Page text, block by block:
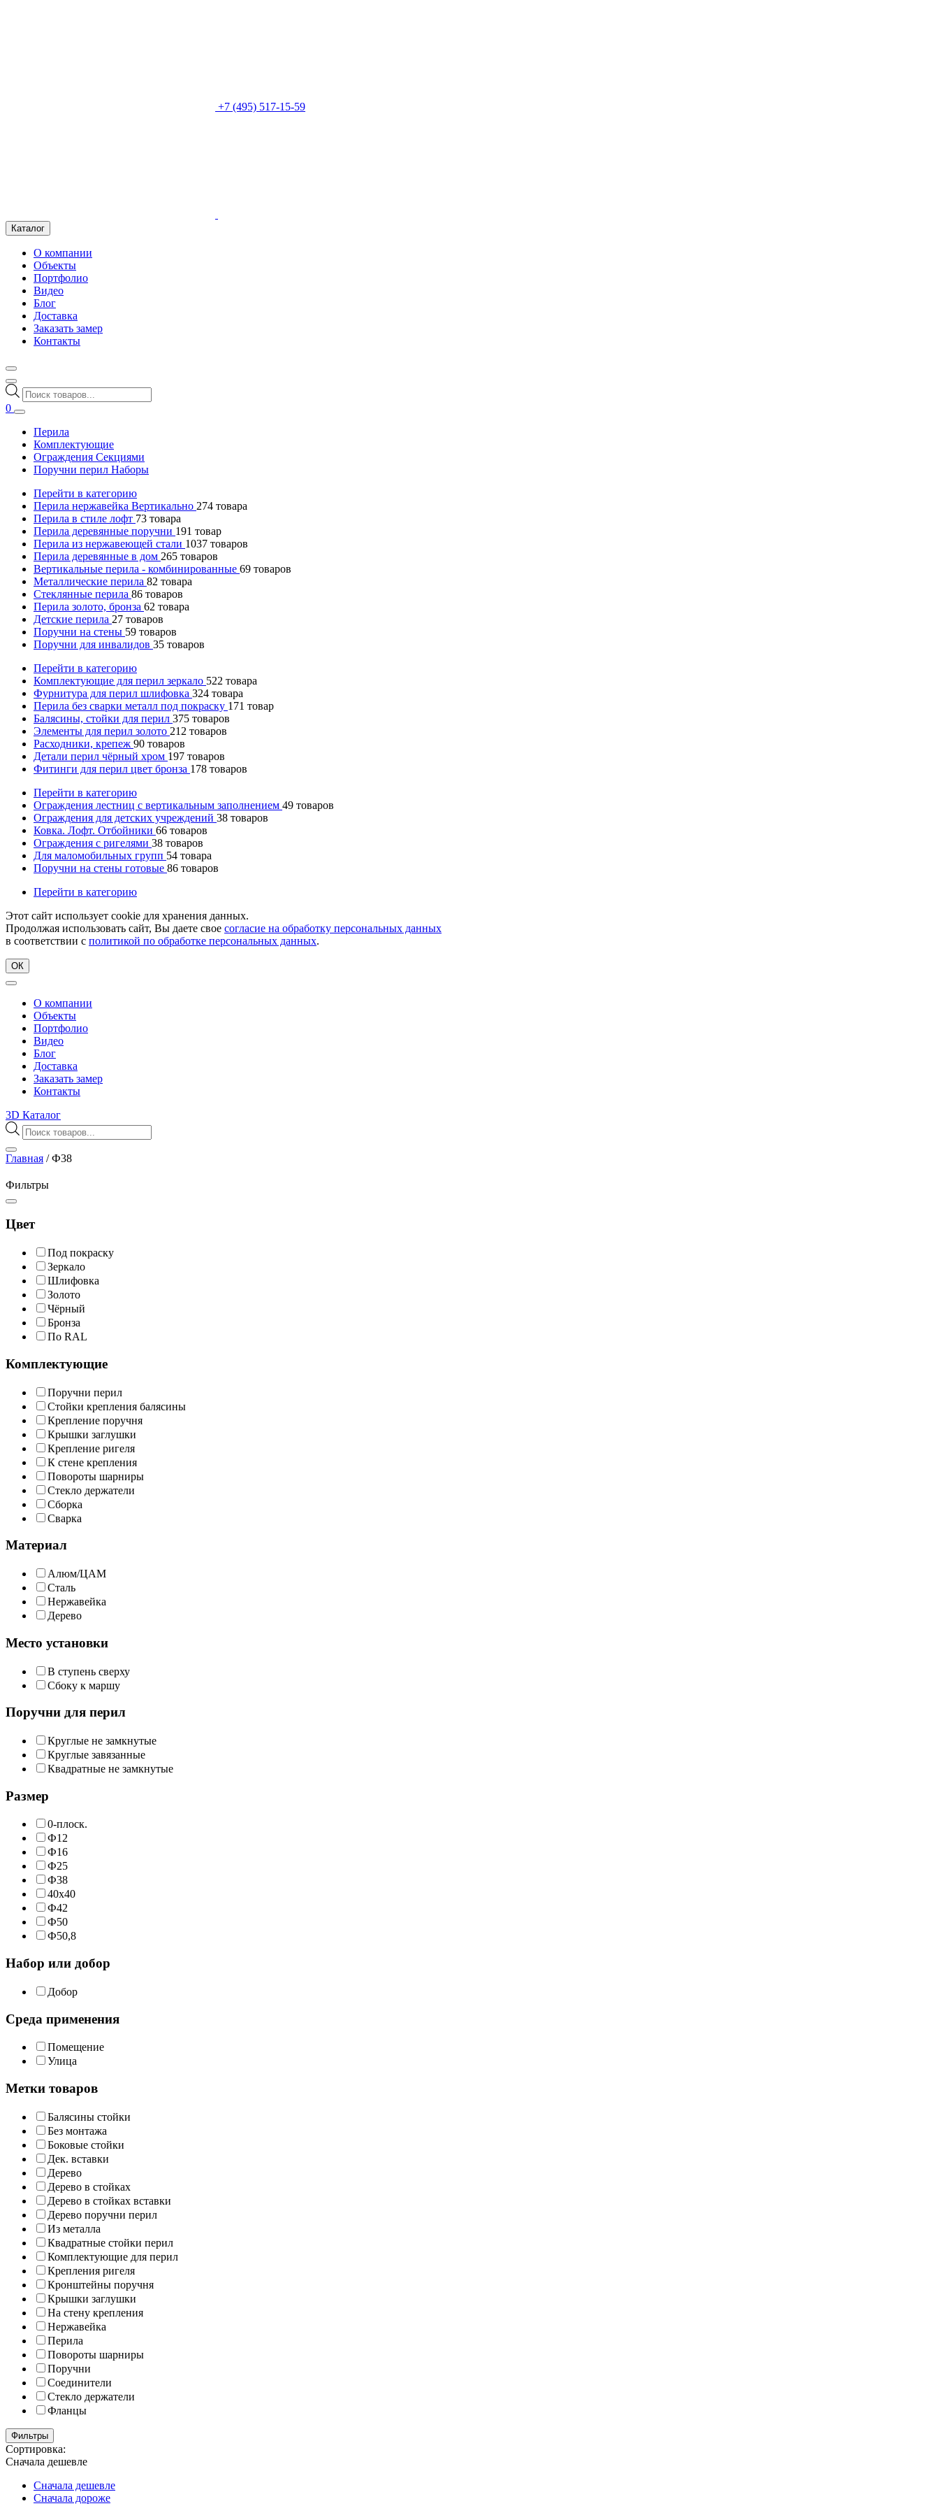
+7 (495) 517-15-59
Каталог
О компании
Объекты
Портфолио
Видео
Блог
Доставка
Заказать замер
Контакты
Поиск
товаров
0
Перила
Комплектующие
Ограждения Секциями
Поручни перил Наборы
Перейти в категорию
Перила нержавейка Вертикально 274 товара
Перила в стиле лофт 73 товара
Перила деревянные поручни 191 товар
Перила из нержавеющей стали 1037 товаров
Перила деревянные в дом 265 товаров
Вертикальные перила - комбинированные 69 товаров
Металлические перила 82 товара
Стеклянные перила 86 товаров
Перила золото, бронза 62 товара
Детские перила 27 товаров
Поручни на стены 59 товаров
Поручни для инвалидов 35 товаров
Перейти в категорию
Комплектующие для перил зеркало 522 товара
Фурнитура для перил шлифовка 324 товара
Перила без сварки металл под покраску 171 товар
Балясины, стойки для перил 375 товаров
Элементы для перил золото 212 товаров
Расходники, крепеж 90 товаров
Детали перил чёрный хром 197 товаров
Фитинги для перил цвет бронза 178 товаров
Перейти в категорию
Ограждения лестниц с вертикальным заполнением 49 товаров
Ограждения для детских учреждений 38 товаров
Ковка. Лофт. Отбойники 66 товаров
Ограждения с ригелями 38 товаров
Для маломобильных групп 54 товара
Поручни на стены готовые 86 товаров
Перейти в категорию
Этот сайт использует cookie для хранения данных.
Продолжая использовать сайт, Вы даете свое согласие на обработку персональных данных
в соответствии с политикой по обработке персональных данных.
ОК
О компании
Объекты
Портфолио
Видео
Блог
Доставка
Заказать замер
Контакты
3D Каталог
Поиск
товаров
Главная /Ф38
Фильтры
Цвет
Под покраску
Зеркало
Шлифовка
Золото
Чёрный
Бронза
По RAL
Комплектующие
Поручни перил
Стойки крепления балясины
Крепление поручня
Крышки заглушки
Крепление ригеля
К стене крепления
Повороты шарниры
Стекло держатели
Сборка
Сварка
Материал
Алюм/ЦАМ
Сталь
Нержавейка
Дерево
Место установки
В ступень сверху
Сбоку к маршу
Поручни для перил
Круглые не замкнутые
Круглые завязанные
Квадратные не замкнутые
Размер
0-плоск.
Ф12
Ф16
Ф25
Ф38
40х40
Ф42
Ф50
Ф50,8
Набор или добор
Добор
Среда применения
Помещение
Улица
Метки товаров
Балясины стойки
Без монтажа
Боковые стойки
Дек. вставки
Дерево
Дерево в стойках
Дерево в стойках вставки
Дерево поручни перил
Из металла
Квадратные стойки перил
Комплектующие для перил
Крепления ригеля
Кронштейны поручня
Крышки заглушки
На стену крепления
Нержавейка
Перила
Повороты шарниры
Поручни
Соединители
Стекло держатели
Фланцы
Фильтры
Сортировка:
Сначала дешевле
Сначала дешевле
Сначала дороже